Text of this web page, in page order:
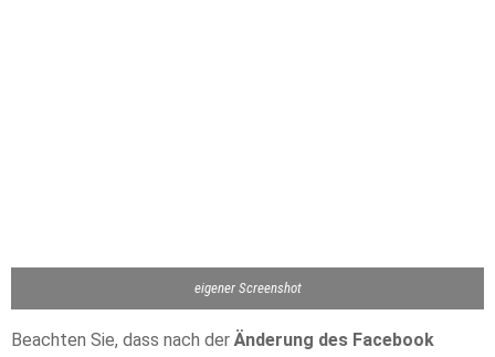
eigener Screenshot
Beachten Sie, dass nach der Änderung des Facebook